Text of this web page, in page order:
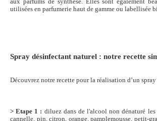
aux parfums de synthèse. Elles sont également
utilisées en parfumerie haut de gamme ou labellisée
Spray désinfectant naturel : notre recette
Découvrez notre recette pour la réalisation d’un
> Etape 1 : diluez dans de l'alcool non dénaturé les
cannelle, pin, citron, orange, pamplemousse, petit-